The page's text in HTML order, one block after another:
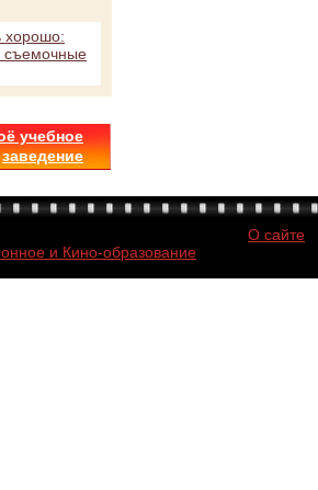
хорошо:
съемочные
учебное
заведение
и Кино-образование
О сайте